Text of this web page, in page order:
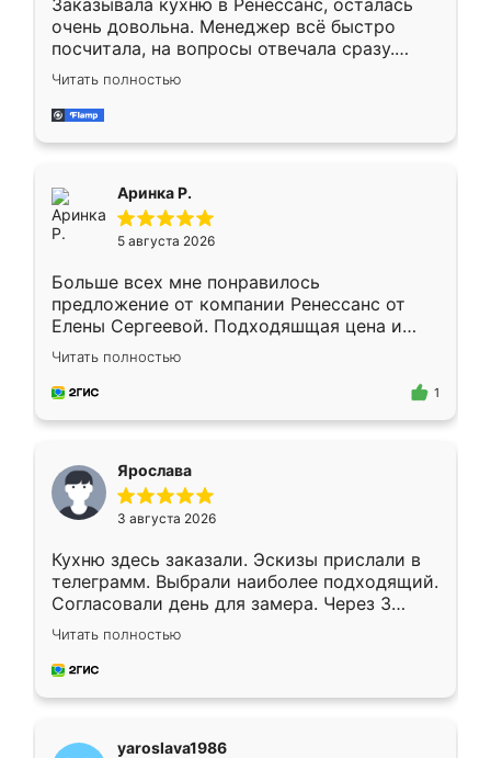
Заказывала кухню в Ренессанс, осталась
очень довольна. Менеджер всё быстро
посчитала, на вопросы отвечала сразу.
Замерщик приехал в субботу, подошёл к
делу со всей ответственностью. Собрали
за день, ребята работали аккуратно, даже
Читать полностью
Аринка Р.
5 августа 2026
Больше всех мне понравилось
предложение от компании Ренессанс от
Елены Сергеевой. Подходяшщая цена и
короткие сроки изготовления. Приехавший
для замера сотрудник Владислав
предложил по моему эскизу самый
Читать полностью
1
Ярослава
3 августа 2026
Кухню здесь заказали. Эскизы прислали в
телеграмм. Выбрали наиболее подходящий.
Согласовали день для замера. Через 3
недели кухня была уже готова. Остались
довольны работой. Спасибо Ренессанс
мебель за качественную работу!
Читать полностью
yaroslava1986